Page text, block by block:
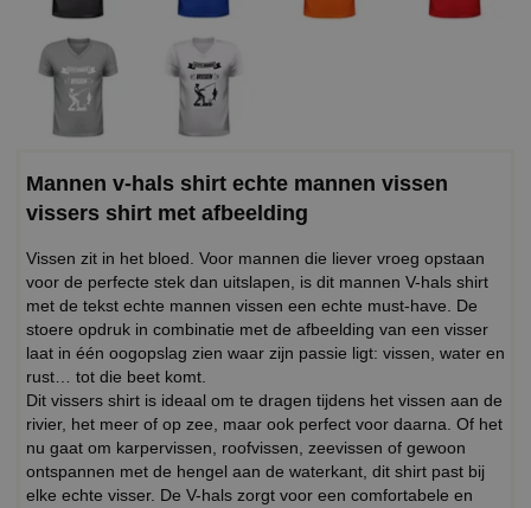
Mannen v-hals shirt echte mannen vissen
vissers shirt met afbeelding
Vissen zit in het bloed. Voor mannen die liever vroeg opstaan
voor de perfecte stek dan uitslapen, is dit mannen V-hals shirt
met de tekst echte mannen vissen een echte must-have. De
stoere opdruk in combinatie met de afbeelding van een visser
laat in één oogopslag zien waar zijn passie ligt: vissen, water en
rust… tot die beet komt.
Dit vissers shirt is ideaal om te dragen tijdens het vissen aan de
rivier, het meer of op zee, maar ook perfect voor daarna. Of het
nu gaat om karpervissen, roofvissen, zeevissen of gewoon
ontspannen met de hengel aan de waterkant, dit shirt past bij
elke echte visser. De V-hals zorgt voor een comfortabele en